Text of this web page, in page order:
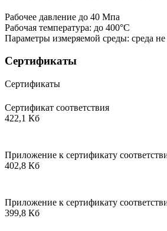
Рабочее давление до 40 Мпа
Рабочая температура: до 400°С
Параметры измеряемой среды: среда не
Сертификаты
Сертификаты
Сертификат соответствия
422,1 Кб
Приложение к сертификату
402,8 Кб
Приложение к сертификату
399,8 Кб